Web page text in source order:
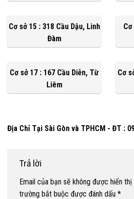
Cơ sở 15 : 318 Cầu Dậu, Linh
Đàm
Cơ sở 17 : 167 Cầu Diễn, Từ
Liêm
Cơ
Địa Chỉ Tại Sài Gòn và TPHCM - ĐT :
Trả lời
Email của bạn sẽ không được hiển thị
trường bắt buộc được đánh dấu *